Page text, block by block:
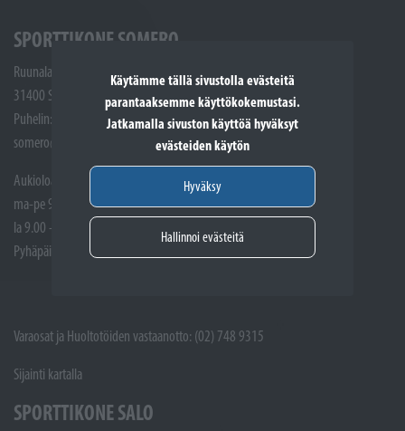
Käytämme tällä sivustolla evästeitä
parantaaksemme käyttökokemustasi.
Jatkamalla sivuston käyttöä hyväksyt
evästeiden käytön
Hyväksy
Hallinnoi evästeitä
SPORTTIKONE SOMERO
Ruunalantie 5
31400 Somero
Puhelin: (02) 748 9300
somero@sporttikone.fi
Aukioloajat
ma-pe 9.00 - 17.00
la 9.00 - 14.00
Pyhäpäivät suljettuna
Varaosat ja Huoltotöiden vastaanotto: (02) 748 9315
Sijainti kartalla
SPORTTIKONE SALO